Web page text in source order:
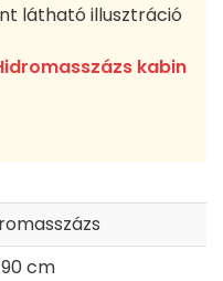
látható illusztráció
kabin
cm